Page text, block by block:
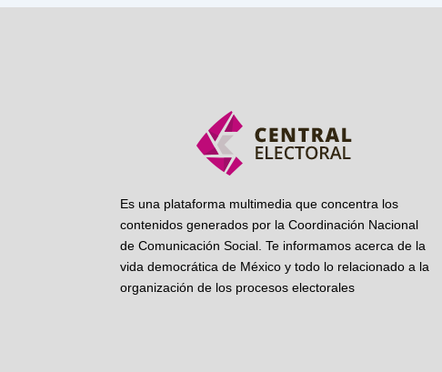
Es una plataforma multimedia que concentra los
contenidos generados por la Coordinación Nacional
de Comunicación Social. Te informamos acerca de la
vida democrática de México y todo lo relacionado a la
organización de los procesos electorales